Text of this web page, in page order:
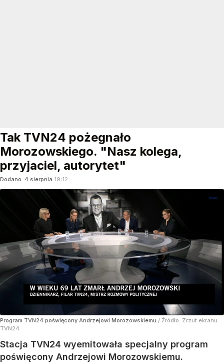
Tak TVN24 pożegnało
Morozowskiego. "Nasz kolega,
przyjaciel, autorytet"
Dodano: 4 sierpnia 19:12
Program TVN24 poświęcony Andrzejowi Morozowskiemu / Źródło: Zrzut ekranu:
TVN24
Stacja TVN24 wyemitowała specjalny program
poświęcony Andrzejowi Morozowskiemu.